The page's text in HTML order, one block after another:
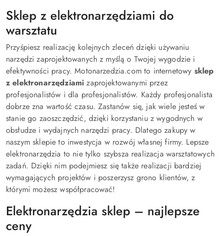
Sklep z elektronarzędziami do
warsztatu
Przyśpiesz realizację kolejnych zleceń dzięki używaniu
narzędzi zaprojektowanych z myślą o Twojej wygodzie i
efektywności pracy. Motonarzedzia.com to internetowy sklep
z elektronarzędziami zaprojektowanymi przez
profesjonalistów i dla profesjonalistów. Każdy profesjonalista
dobrze zna wartość czasu. Zastanów się, jak wiele jesteś w
stanie go zaoszczędzić, dzięki korzystaniu z wygodnych w
obsłudze i wydajnych narzędzi pracy. Dlatego zakupy w
naszym sklepie to inwestycja w rozwój własnej firmy. Lepsze
elektronarzędzia to nie tylko szybsza realizacja warsztatowych
zadań. Dzięki nim podejmiesz się także realizacji bardziej
wymagających projektów i poszerzysz grono klientów, z
którymi możesz współpracować!
Elektronarzędzia sklep – najlepsze
ceny